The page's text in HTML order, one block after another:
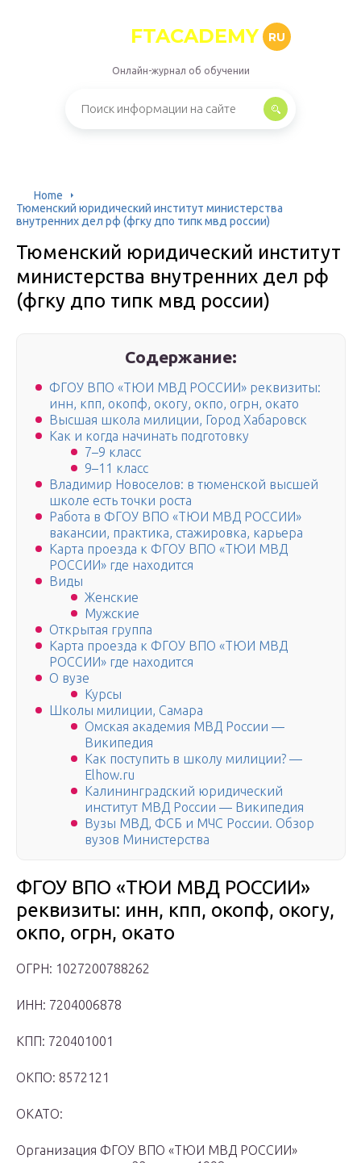
FTACADEMY RU
Онлайн-журнал об обучении
Home
Тюменский юридический институт министерства
внутренних дел рф (фгку дпо типк мвд россии)
Тюменский юридический институт
министерства внутренних дел рф
(фгку дпо типк мвд россии)
Содержание:
ФГОУ ВПО «ТЮИ МВД РОССИИ» реквизиты:
инн, кпп, окопф, окогу, окпо, огрн, окато
Высшая школа милиции, Город Хабаровск
Как и когда начинать подготовку
7–9 класс
9–11 класс
Владимир Новоселов: в тюменской высшей
школе есть точки роста
Работа в ФГОУ ВПО «ТЮИ МВД РОССИИ»
вакансии, практика, стажировка, карьера
Карта проезда к ФГОУ ВПО «ТЮИ МВД
РОССИИ» где находится
Виды
Женские
Мужские
Открытая группа
Карта проезда к ФГОУ ВПО «ТЮИ МВД
РОССИИ» где находится
О вузе
Курсы
Школы милиции, Самара
Омская академия МВД России —
Википедия
Как поступить в школу милиции? —
Elhow.ru
Калининградский юридический
институт МВД России — Википедия
Вузы МВД, ФСБ и МЧС России. Обзор
вузов Министерства
ФГОУ ВПО «ТЮИ МВД РОССИИ»
реквизиты: инн, кпп, окопф, окогу,
окпо, огрн, окато
ОГРН: 1027200788262
ИНН: 7204006878
КПП: 720401001
ОКПО: 8572121
ОКАТО:
Организация ФГОУ ВПО «ТЮИ МВД РОССИИ»